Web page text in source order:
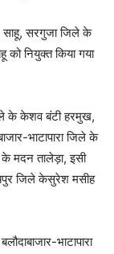
साहू, सरगुजा जिले के
को नियुक्त किया गया
के केशव बंटी हरमुख,
भाटापारा जिले के
मदन तालेड़ा, इसी
जिले केसुरेश मसीह
भाटापारा